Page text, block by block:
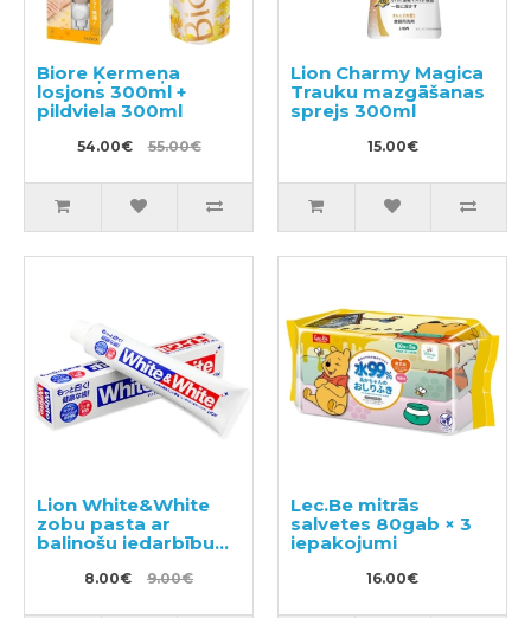
Biore Ķermeņa
losjons 300ml +
pildviela 300ml
54.00€ 55.00€
Lion Charmy Magica
Trauku mazgāšanas
sprejs 300ml
15.00€
Lion White&White
zobu pasta ar
balinošu iedarbību
8.00€ 9.00€
Lec.Be mitrās
salvetes 80gab × 3
iepakojumi
16.00€